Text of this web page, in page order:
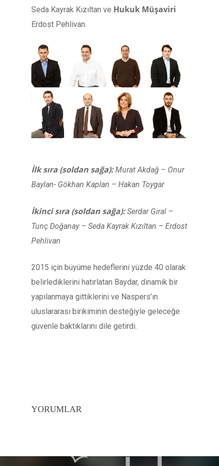
Seda Kayrak Kızıltan ve Hukuk Müşaviri
Erdost Pehlivan.
İlk sıra (soldan sağa):Murat Akdağ – Onur
Baylan- Gökhan Kaplan – Hakan Toygar
İkinci sıra (soldan sağa):Serdar Giral –
Tunç Doğanay – Seda Kayrak Kızıltan – Erdost
Pehlivan
2015 için büyüme hedeflerini yüzde 40 olarak
belirlediklerini hatırlatan Baydar, dinamik bir
yapılanmaya gittiklerini ve Naspers’ın
uluslararası birikiminin desteğiyle geleceğe
güvenle baktıklarını dile getirdi.
YORUMLAR